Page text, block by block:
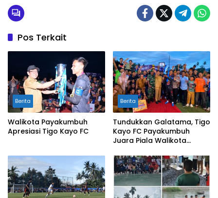
Pos Terkait
Berita
Walikota Payakumbuh
Apresiasi Tigo Kayo FC
Berita
Tundukkan Galatama, Tigo
Kayo FC Payakumbuh
Juara Piala Walikota